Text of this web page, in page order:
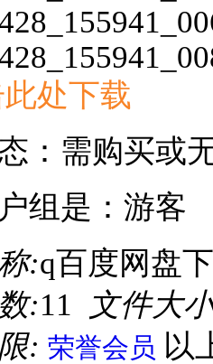
处下载
：需购买或
组是：游客
:q百度网盘
:11
文件大
: 荣誉会员 以